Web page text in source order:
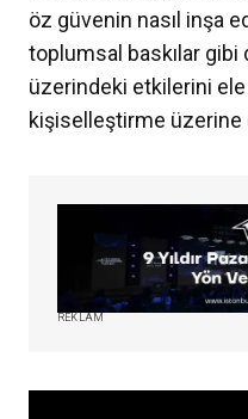
öz güvenin nasıl inşa
toplumsal baskılar gibi
üzerindeki etkilerini ele
kişiselleştirme üzerine
REKLAM